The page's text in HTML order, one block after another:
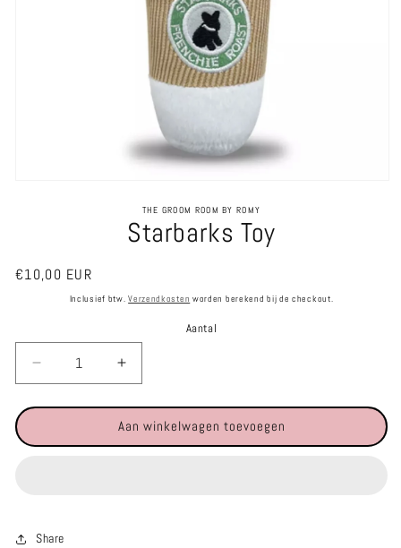
THE GROOM ROOM BY ROMY
Starbarks Toy
Normale
€10,00 EUR
Inclusief btw.Verzendkosten worden berekend bij de checkout.
Aantal
Aantal
verlagen
voor
Toy
Aantal
verhogen
voor
Starbarks
Toy
Aan winkelwagen toevoegen
Share